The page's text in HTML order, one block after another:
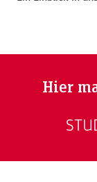
Hier